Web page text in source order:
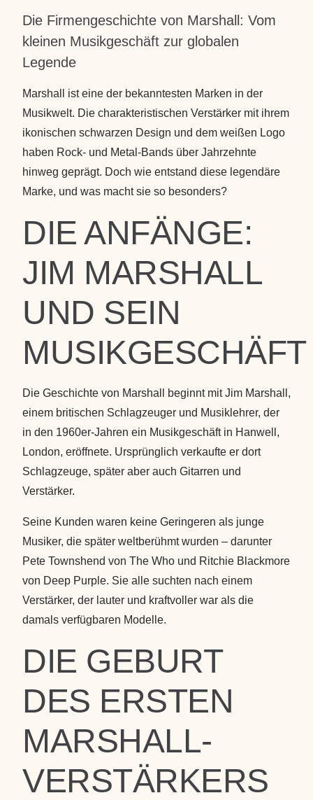
Die Firmengeschichte von Marshall: Vom
kleinen Musikgeschäft zur globalen
Legende
Marshall ist eine der bekanntesten Marken in der
Musikwelt. Die charakteristischen Verstärker mit ihrem
ikonischen schwarzen Design und dem weißen Logo
haben Rock- und Metal-Bands über Jahrzehnte
hinweg geprägt. Doch wie entstand diese legendäre
Marke, und was macht sie so besonders?
DIE ANFÄNGE:
JIM MARSHALL
UND SEIN
MUSIKGESCHÄFT
Die Geschichte von Marshall beginnt mit Jim Marshall,
einem britischen Schlagzeuger und Musiklehrer, der
in den 1960er-Jahren ein Musikgeschäft in Hanwell,
London, eröffnete. Ursprünglich verkaufte er dort
Schlagzeuge, später aber auch Gitarren und
Verstärker.
Seine Kunden waren keine Geringeren als junge
Musiker, die später weltberühmt wurden – darunter
Pete Townshend von The Who und Ritchie Blackmore
von Deep Purple. Sie alle suchten nach einem
Verstärker, der lauter und kraftvoller war als die
damals verfügbaren Modelle.
DIE GEBURT
DES ERSTEN
MARSHALL-
VERSTÄRKERS